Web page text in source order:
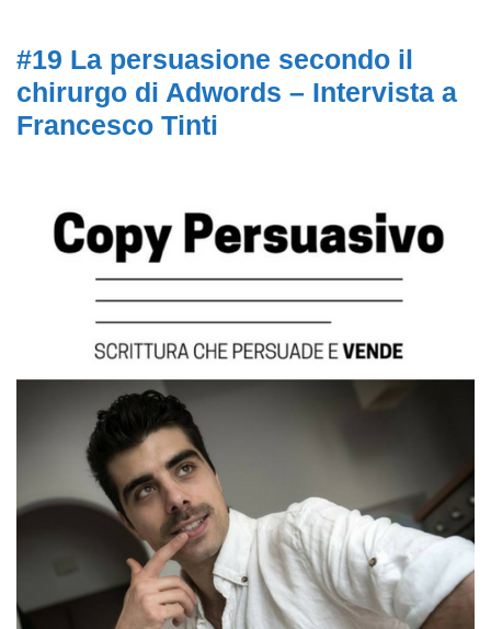
#19 La persuasione secondo il
chirurgo di Adwords – Intervista a
Francesco Tinti